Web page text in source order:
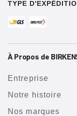
TYPE
À Propos de
Entreprise
Notre histoire
Nos marques